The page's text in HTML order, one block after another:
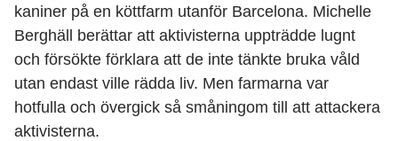
kaniner på en köttfarm utanför Barcelona. Michelle
Berghäll berättar att aktivisterna uppträdde lugnt
och försökte förklara att de inte tänkte bruka våld
utan endast ville rädda liv. Men farmarna var
hotfulla och övergick så småningom till att attackera
aktivisterna.